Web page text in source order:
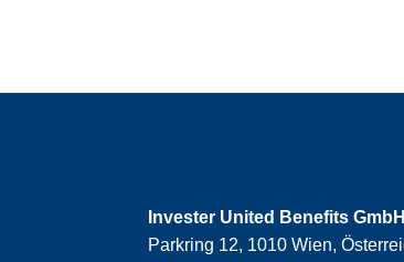
Invester United Benefits GmbH
Parkring 12, 1010 Wien,